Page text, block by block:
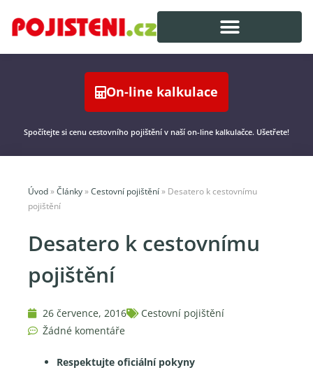
On-line kalkulace
Spočítejte si cenu cestovního pojištění v naší on-line kalkulačce. Ušetřete!
Úvod » Články » Cestovní pojištění » Desatero k cestovnímu
pojištění
Desatero k cestovnímu
pojištění
26 července, 2016
Cestovní pojištění
Žádné komentáře
Respektujte oficiální pokyny